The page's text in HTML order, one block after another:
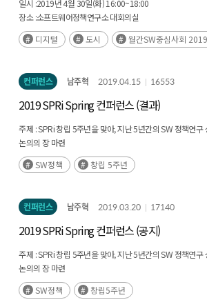
일시 :2019년 4월 30일(화) 16:00~18:00
장소 :소프트웨어정책연구소 대회의실
주제 :디지털이 가져오는 도시의 재탄생
디지털 도시 월간SW중심사회
컨퍼런스 남주혁 2019.04.15 16553
2019 SPRi Spring 컨퍼런스 (결과)
주제 :SPRi 창립 5주년을 맞아, 지난 5년간의 SW 정책연구
논의의 장 마련
일시 및 장소 :2019. 4. 12.(금) 13:00~18:00, 한국과학기술
주최 :과학기술정보통신부 / 주관 : 소프트웨어정책연구소
SW정책 창립 5주년
컨퍼런스 남주혁 2019.03.20 17140
2019 SPRi Spring 컨퍼런스 (공지)
주제 :SPRi 창립 5주년을 맞아, 지난 5년간의 SW 정책연구
논의의 장 마련
일시 및 장소 :2019. 4. 12.(금) 13:00~18:00, 한국과학기술
주최 :과학기술정보통신부 / 주관 : 소프트웨어정책연구소
SW정책 창립5주년